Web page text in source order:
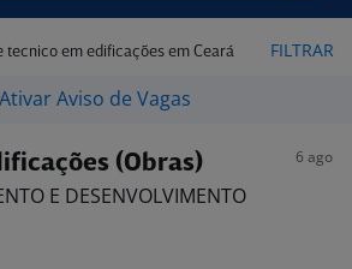
tecnico em edificações em Ceará FILTRAR
Ativar Aviso de Vagas
(Obras) 6 ago
E DESENVOLVIMENTO